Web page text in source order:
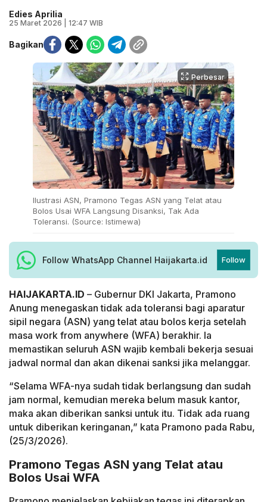
Edies Aprilia
25 Maret 2026 | 12:47 WIB
Bagikan
Perbesar
Ilustrasi ASN, Pramono Tegas ASN yang Telat atau
Bolos Usai WFA Langsung Disanksi, Tak Ada
Toleransi. (Source: Istimewa)
Follow WhatsApp Channel Haijakarta.id Follow
HAIJAKARTA.ID – Gubernur DKI Jakarta, Pramono
Anung menegaskan tidak ada toleransi bagi aparatur
sipil negara (ASN) yang telat atau bolos kerja setelah
masa work from anywhere (WFA) berakhir. Ia
memastikan seluruh ASN wajib kembali bekerja sesuai
jadwal normal dan akan dikenai sanksi jika melanggar.
“Selama WFA-nya sudah tidak berlangsung dan sudah
jam normal, kemudian mereka belum masuk kantor,
maka akan diberikan sanksi untuk itu. Tidak ada ruang
untuk diberikan keringanan,” kata Pramono pada Rabu,
(25/3/2026).
Pramono Tegas ASN yang Telat atau
Bolos Usai WFA